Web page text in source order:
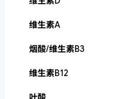
维生素A
烟酸/维生素B3
维生素B12